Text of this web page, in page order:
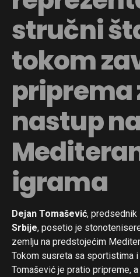
stručni
tokom
priprema
nastup
igrama
Dejan Tomašević, predsednik
Srbije, posetio je
zemlju na predstojećim
Tokom susreta sa sportistima
Tomašević je pratio pripreme,